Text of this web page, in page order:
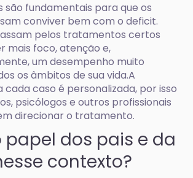
são fundamentais para que os
conviver bem com o deficit.
pelos tratamentos certos
mais foco, atenção e,
um desempenho muito
os âmbitos de sua vida.A
cada caso é personalizada, por isso
psicólogos e outros profissionais
direcionar o tratamento.
papel dos pais e da
contexto?